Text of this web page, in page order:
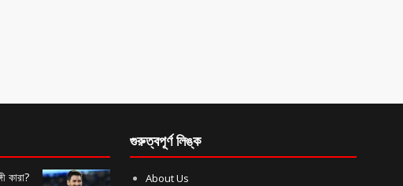
কারা?
গুরুত্বপূর্ণ লিঙ্ক
About Us